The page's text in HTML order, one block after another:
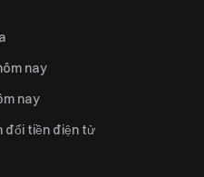
nay
nay
đổi tiền điện tử